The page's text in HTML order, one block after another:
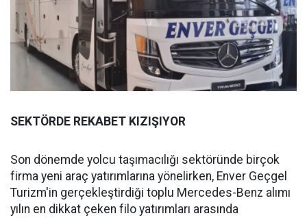
SEKTÖRDE REKABET KIZIŞIYOR
Son dönemde yolcu taşımacılığı sektöründe birçok
firma yeni araç yatırımlarına yönelirken, Enver Geçgel
Turizm'in gerçekleştirdiği toplu Mercedes-Benz alımı
yılın en dikkat çeken filo yatırımları arasında